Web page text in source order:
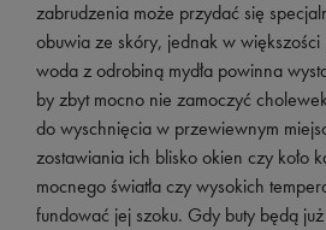
zabrudzenia może przydać się
obuwia ze skóry, jednak w
woda z odrobiną mydła powinna
by zbyt mocno nie zamoczyć
do wyschnięcia w przewiewnym
zostawiania ich blisko okien czy koło
mocnego światła czy wysokich
fundować jej szoku. Gdy buty będą